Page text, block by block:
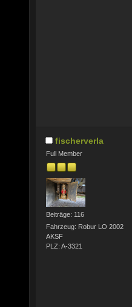
fischerverla
Full Member
Beiträge: 116
Fahrzeug: Robur LO 2002
AKSF
PLZ: A-3321